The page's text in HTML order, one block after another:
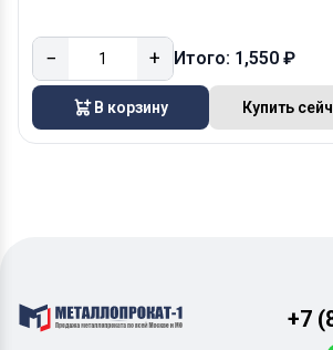
− + Итого: 1,550 ₽
В корзину Купить
+7